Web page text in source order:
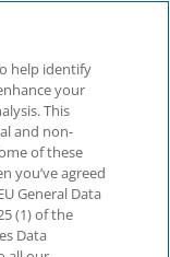
help identify
your
This
and non-
of these
you’ve agreed
General Data
(1) of the
Data